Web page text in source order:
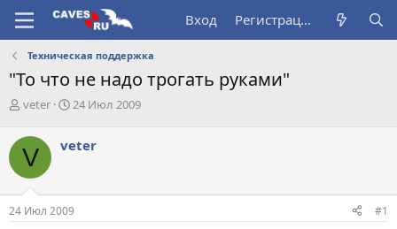
Вход Регистрация
Техническая поддержка
"То что не надо трогать руками"
А
т
о
р
т
е
м
veter
Д
а
ч
а
24 Июл 2009
V veter
24 Июл 2009 #1